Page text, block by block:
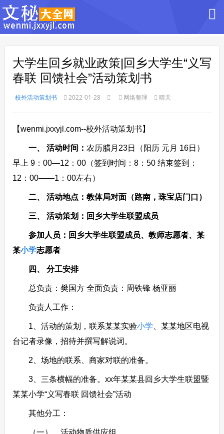
大学生回乡就业政策|回乡大学生“义写
春联 回馈社会”活动策划书
校外活动策划书 2022-01-28 网络整理 晴天
【wenmi.jxxyjl.com--校外活动策划书】
一、 活动时间： 农历腊月23日（阳历 元月 16日）
早上 9：00—12：00（签到时间：8：50 结束签到：
12：00——1：00左右）
二、 活动地点：教体局对面（路南，珠宝店门口）
三、 活动策划：回乡大学生联盟成员
参加人员：回乡大学生联盟成员、教师志愿者、某
某小学志愿者
四、 分工安排
总负责：樊国方 全面负责：周铁锋 杨亚丽
负责人工作：
1、活动的策划，联系某某实验小学 、某某地区电视
台记者录像，招待并撰写解说词。
2、场地的联系、商家对联的准备。
3、三条横幅的准备。xx年某某县回乡大学生联盟暨
某某小学“义写春联 回馈社会”活动
其他分工：
（一）、活动物质供应组